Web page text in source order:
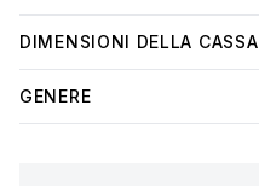
DIMENSIONI DELLA CASSA
GENERE